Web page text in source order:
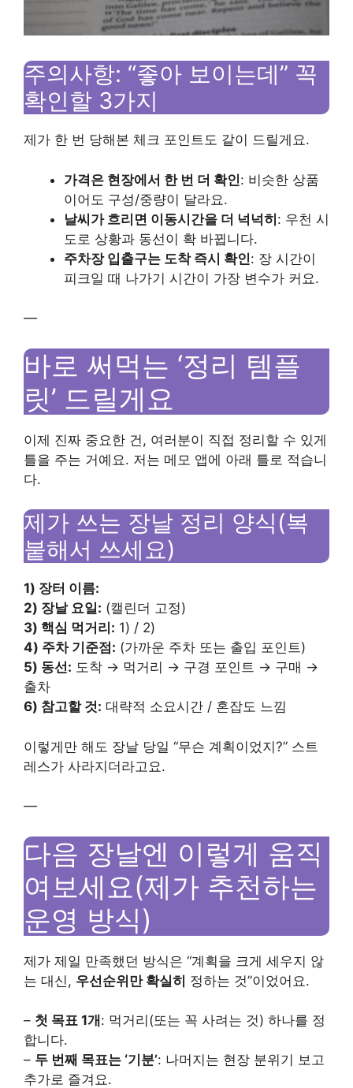
주의사항: “좋아 보이는데” 꼭
확인할 3가지
제가 한 번 당해본 체크 포인트도 같이 드릴게요.
가격은 현장에서 한 번 더 확인: 비슷한 상품
이어도 구성/중량이 달라요.
날씨가 흐리면 이동시간을 더 넉넉히: 우천 시
도로 상황과 동선이 확 바뀝니다.
주차장 입출구는 도착 즉시 확인: 장 시간이
피크일 때 나가기 시간이 가장 변수가 커요.
—
바로 써먹는 ‘정리 템플
릿’ 드릴게요
이제 진짜 중요한 건, 여러분이 직접 정리할 수 있게
틀을 주는 거예요. 저는 메모 앱에 아래 틀로 적습니
다.
제가 쓰는 장날 정리 양식(복
붙해서 쓰세요)
1) 장터 이름:
2) 장날 요일: (캘린더 고정)
3) 핵심 먹거리: 1) / 2)
4) 주차 기준점: (가까운 주차 또는 출입 포인트)
5) 동선: 도착 → 먹거리 → 구경 포인트 → 구매 →
출차
6) 참고할 것: 대략적 소요시간 / 혼잡도 느낌
이렇게만 해도 장날 당일 “무슨 계획이었지?” 스트
레스가 사라지더라고요.
—
다음 장날엔 이렇게 움직
여보세요(제가 추천하는
운영 방식)
제가 제일 만족했던 방식은 “계획을 크게 세우지 않
는 대신, 우선순위만 확실히 정하는 것”이었어요.
– 첫 목표 1개 : 먹거리(또는 꼭 사려는 것) 하나를 정
합니다.
– 두 번째 목표는 ‘기분’: 나머지는 현장 분위기 보고
추가로 즐겨요.